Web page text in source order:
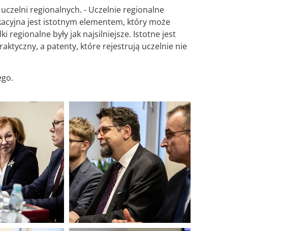
regionalnych. - Uczelnie regionalne
jest istotnym elementem, który może
regionalne były jak najsilniejsze. Istotne jest
a patenty, które rejestrują uczelnie nie